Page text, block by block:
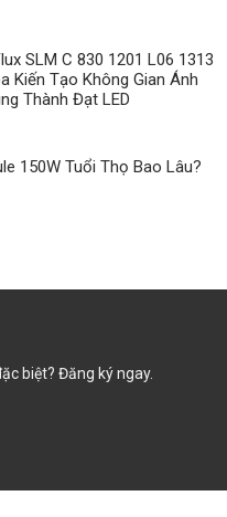
SLM C 830 1201 L06 1313
Kiến Tạo Không Gian Ánh
Thành Đạt LED
150W Tuổi Thọ Bao Lâu?
biệt? Đăng ký ngay.